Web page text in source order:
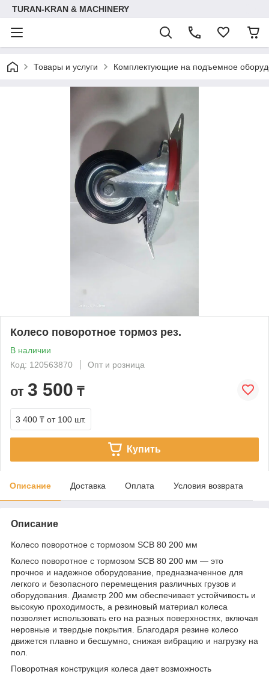
TURAN-KRAN & MACHINERY
Товары и услуги Комплектующие на подъемное
Колесо поворотное тормоз рез.
В наличии
Код: 120563870
Опт и розница
от 3 500 ₸
3 400 ₸ от 100 шт.
Купить
Описание Доставка Оплата Условия возврата
Описание
Колесо поворотное с тормозом SCB 80 200 мм
Колесо поворотное с тормозом SCB 80 200 мм — это
прочное и надежное оборудование, предназначенное для
легкого и безопасного перемещения различных грузов и
оборудования. Диаметр 200 мм обеспечивает устойчивость и
высокую проходимость, а резиновый материал колеса
позволяет использовать его на разных поверхностях, включая
неровные и твердые покрытия. Благодаря резине колесо
движется плавно и бесшумно, снижая вибрацию и нагрузку на
пол.
Поворотная конструкция колеса дает возможность